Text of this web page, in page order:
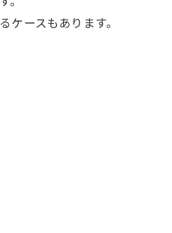
ースもあります。